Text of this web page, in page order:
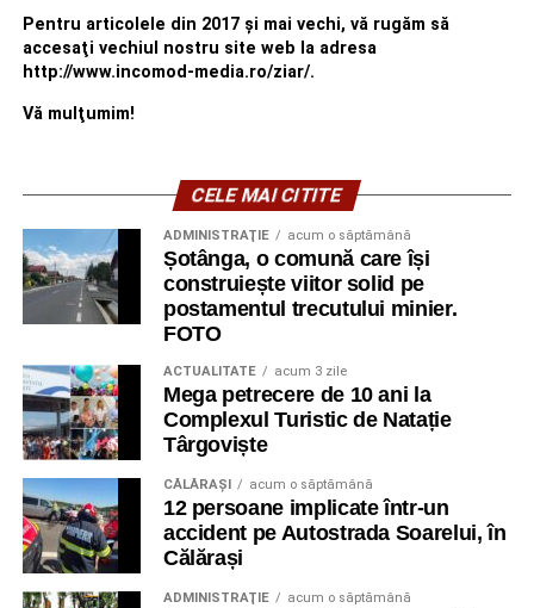
Pentru articolele din 2017 şi mai vechi, vă rugăm să
accesaţi vechiul nostru site web la adresa
http://www.incomod-media.ro/ziar/.
Vă mulţumim!
CELE MAI CITITE
ADMINISTRAŢIE acum o săptămână
Șotânga, o comună care își
construiește viitor solid pe
postamentul trecutului minier.
FOTO
ACTUALITATE acum 3 zile
Mega petrecere de 10 ani la
Complexul Turistic de Natație
Târgoviște
CĂLĂRAŞI acum o săptămână
12 persoane implicate într-un
accident pe Autostrada Soarelui, în
Călărași
ADMINISTRAŢIE acum o săptămână